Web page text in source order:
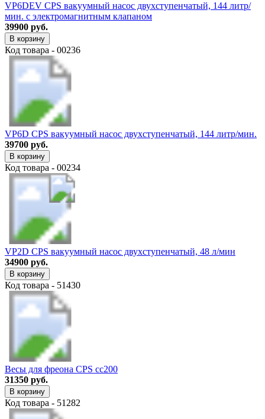
VP6DEV CPS вакуумный насос двухступенчатый, 144 литр/
мин. c электромагнитным клапаном
39900 руб.
В корзину
Код товара - 00236
VP6D CPS вакуумный насос двухступенчатый, 144 литр/мин.
39700 руб.
В корзину
Код товара - 00234
VP2D CPS вакуумный насос двухступенчатый, 48 л/мин
34900 руб.
В корзину
Код товара - 51430
Весы для фреона CPS cc200
31350 руб.
В корзину
Код товара - 51282